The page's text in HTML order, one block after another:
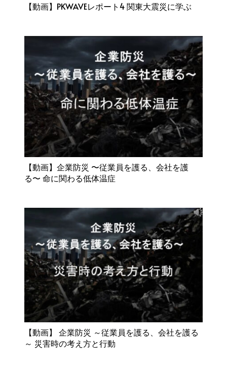
【動画】PKWAVEレポート4 関東大震災に学ぶ
【動画】企業防災 〜従業員を護る、会社を護
る〜 命に関わる低体温症
【動画】 企業防災 ～従業員を護る、会社を護る
～ 災害時の考え方と行動